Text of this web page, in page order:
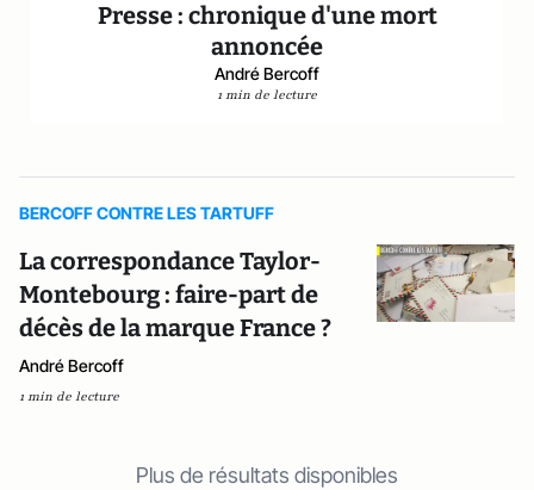
Presse : chronique d'une mort
annoncée
André Bercoff
1 min de lecture
BERCOFF CONTRE LES TARTUFF
La correspondance Taylor-
Montebourg : faire-part de
décès de la marque France ?
André Bercoff
1 min de lecture
Plus de résultats disponibles